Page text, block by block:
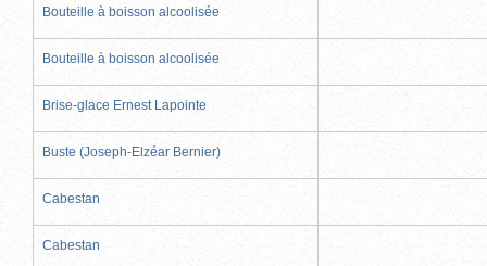
Bouteille à boisson alcoolisée
Bouteille à boisson alcoolisée
Brise-glace Ernest Lapointe
Buste (Joseph-Elzéar Bernier)
Cabestan
Cabestan